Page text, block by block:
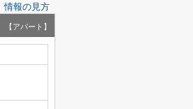
情報の見方
【アパート】